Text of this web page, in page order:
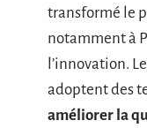
transformé le
notamment à
l’innovation.
adoptent des
améliorer la